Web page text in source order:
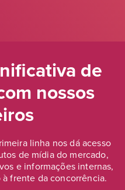
de
nossos
linha nos dá acesso
de mídia do mercado,
e informações internas,
frente da concorrência.